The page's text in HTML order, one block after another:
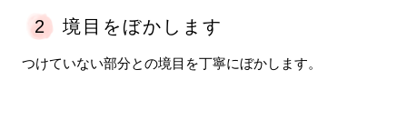
2 境目をぼかします
つけていない部分との境目を丁寧にぼかします。